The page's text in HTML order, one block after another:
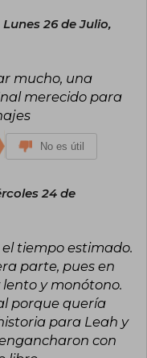
Lunes 26 de Julio,
mucho, una
merecido para
No es útil
24 de
el tiempo estimado.
parte, pues en
y monótono.
porque quería
para Leah y
con